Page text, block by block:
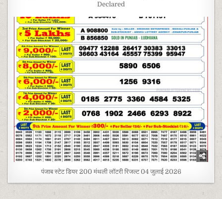
Declared
पंजाब स्टेट डियर 200 मंथली लॉटरी रिजल्ट 04 जुलाई 2026